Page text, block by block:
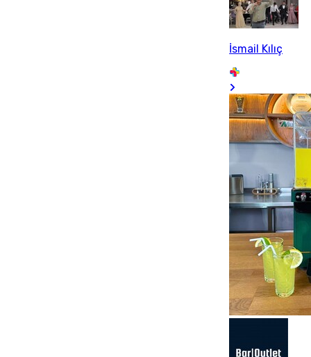
İsmail Kılıç